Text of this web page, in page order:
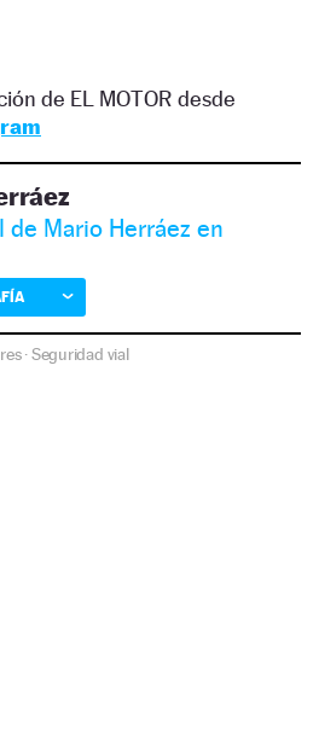
de EL MOTOR desde
de Mario Herráez en
·Seguridad vial